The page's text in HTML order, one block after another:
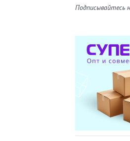
Подписывайтесь